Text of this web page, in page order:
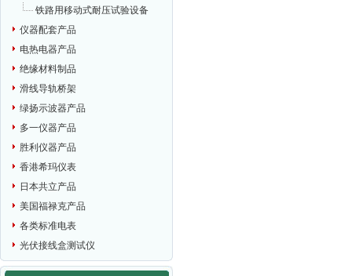
铁路用移动式耐压试验设备
仪器配套产品
电热电器产品
绝缘材料制品
滑线导轨桥架
绿扬示波器产品
多一仪器产品
胜利仪器产品
香港希玛仪表
日本共立产品
美国福禄克产品
各类标准电表
光伏接线盒测试仪